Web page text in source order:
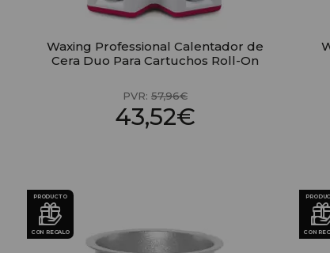
Waxing Professional Calentador de
Cera Duo Para Cartuchos Roll-On
PVR: 57,96€
43,52€
PRODUCTO
CON REGALO CON